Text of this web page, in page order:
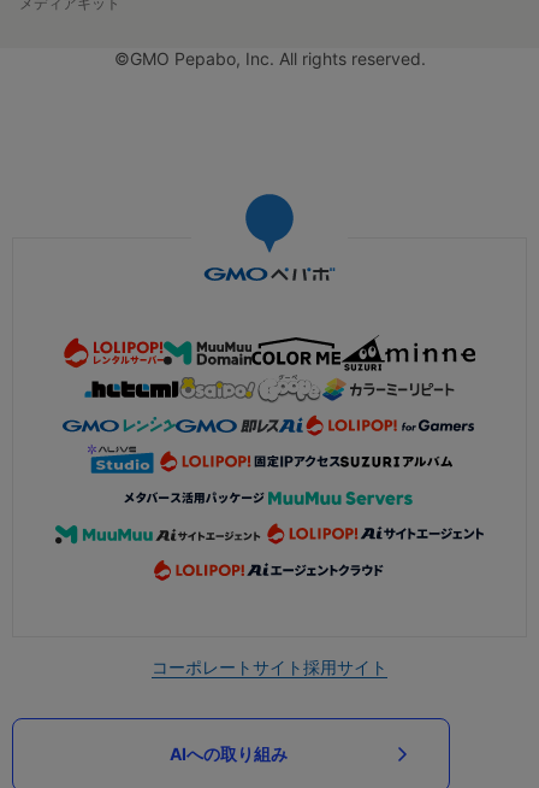
メディアキット
©GMO Pepabo, Inc. All rights reserved.
コーポレートサイト採用サイト
AIへの取り組み